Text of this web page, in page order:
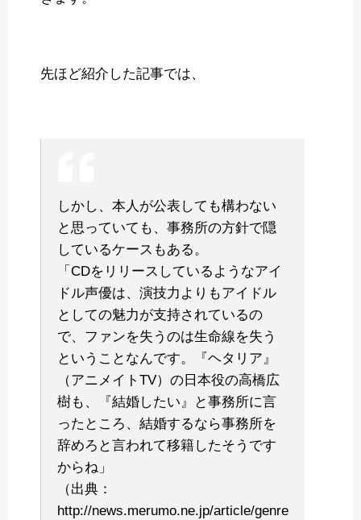
先ほど紹介した記事では、
しかし、本人が公表しても構わない
と思っていても、事務所の方針で隠
しているケースもある。
「CDをリリースしているようなアイ
ドル声優は、演技力よりもアイドル
としての魅力が支持されているの
で、ファンを失うのは生命線を失う
ということなんです。『ヘタリア』
（アニメイトTV）の日本役の高橋広
樹も、『結婚したい』と事務所に言
ったところ、結婚するなら事務所を
辞めろと言われて移籍したそうです
からね」
（出典：
http://news.merumo.ne.jp/article/genre